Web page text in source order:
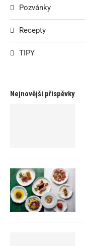
Pozvánky
Recepty
TIPY
Nejnovější příspěvky